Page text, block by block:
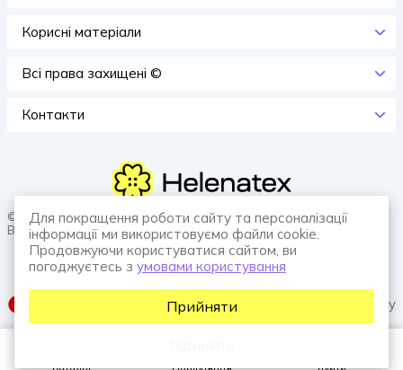
Корисні матеріали
Всi права захищенi ©
Контакти
© 2026 HELENATEX «Ґудзики, вішаки, нитки. Власне виробництво.
Все для швейної справи.»
SUFIX web agency
Каталог Порівняння Увійти
Для покращення роботи сайту та персоналізації
інформації ми використовуємо файли cookie.
Продовжуючи користуватися сайтом, ви
погоджуєтесь з умовами користування
Прийняти